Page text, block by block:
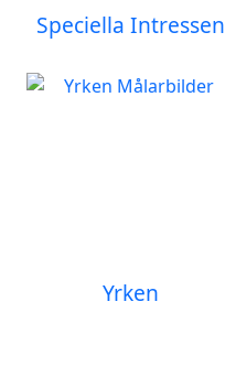
Speciella Intressen
Yrken